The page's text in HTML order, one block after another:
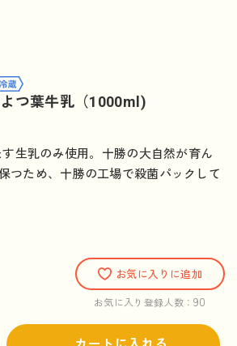
つ葉牛乳（1000ml)
生乳のみ使用。十勝の大自然が育ん
つため、十勝の工場で殺菌パックして
お気に入りに追加
お気に入り登録人数：90